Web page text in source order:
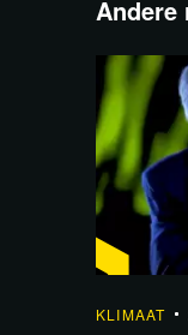
Andere
KLIMAAT